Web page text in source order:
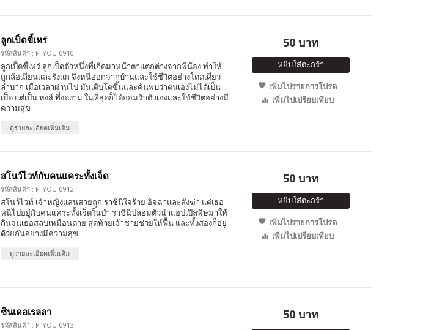
ลูกเป็ดขี้เหร่
รหัสสินค้า : P-YOU-0910
ลูกเป็ดขี้เหร่ ลูกเป็ดตัวหนึ่งที่เกิดมาหน้าตาแตกต่างจากพี่น้อง ทำให้
ถูกล้อเลียนและรังแก จึงหนีออกจากบ้านและใช้ชีวิตอย่างโดดเดี่ยว
ลำบาก เมื่อเวลาผ่านไป มันเติบโตขึ้นและค้นพบว่าตนเองไม่ได้เป็น
เป็ด แต่เป็น หงส์ ที่งดงาม ในที่สุดก็ได้ยอมรับตัวเองและใช้ชีวิตอย่างมี
ความสุข
ดูรายละเอียดเพิ่มเติม
50 บาท
หยิบใส่ตะกร้า
เพิ่มไปรายการโปรด
เพิ่มไปเปรียบเทียบ
สโนว์ไวท์กับคนแคระทั้งเจ็ด
รหัสสินค้า : P-YOU-0912
สโนว์ไวท์ เจ้าหญิงแสนสวยถูก ราชินีใจร้าย อิจฉาและสั่งฆ่า แต่เธอ
หนีไปอยู่กับคนแคระทั้งเจ็ดในป่า ราชินีปลอมตัวนำแอปเปิลพิษมาให้
กินจนเธอสลบเหมือนตาย สุดท้ายเจ้าชายช่วยให้ฟื้น และทั้งสองก็อยู่
ด้วยกันอย่างมีความสุข
ดูรายละเอียดเพิ่มเติม
50 บาท
หยิบใส่ตะกร้า
เพิ่มไปรายการโปรด
เพิ่มไปเปรียบเทียบ
ซินเดอเรลลา
รหัสสินค้า : P-YOU-0913
50 บาท